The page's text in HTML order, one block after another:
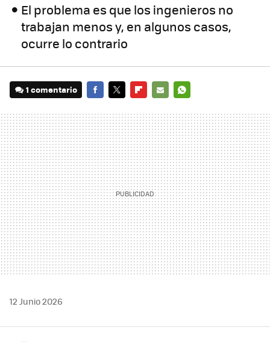
El problema es que los ingenieros no
trabajan menos y, en algunos casos,
ocurre lo contrario
1 comentario
MAIL
12 Junio 2026